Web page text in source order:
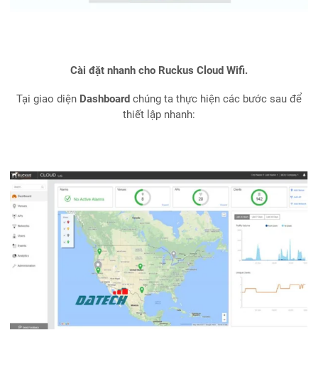
Cài đặt nhanh cho Ruckus Cloud Wifi.
Tại giao diện Dashboard chúng ta thực hiện các bước sau để
thiết lập nhanh: